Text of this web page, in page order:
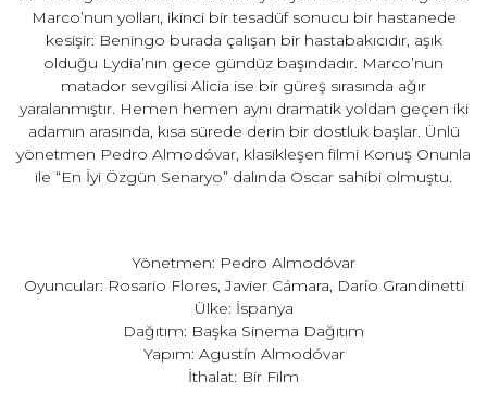
Marco’nun yolları, ikinci bir tesadüf sonucu bir hastanede
kesişir: Beningo burada çalışan bir hastabakıcıdır, aşık
olduğu Lydia’nın gece gündüz başındadır. Marco’nun
matador sevgilisi Alicia ise bir güreş sırasında ağır
yaralanmıştır. Hemen hemen aynı dramatik yoldan geçen iki
adamın arasında, kısa sürede derin bir dostluk başlar. Ünlü
yönetmen Pedro Almodóvar, klasikleşen filmi Konuş Onunla
ile “En İyi Özgün Senaryo” dalında Oscar sahibi olmuştu.
Yönetmen: Pedro Almodóvar
Oyuncular: Rosario Flores, Javier Cámara, Darío Grandinetti
Ülke: İspanya
Dağıtım: Başka Sinema Dağıtım
Yapım: Agustín Almodóvar
İthalat: Bir Film